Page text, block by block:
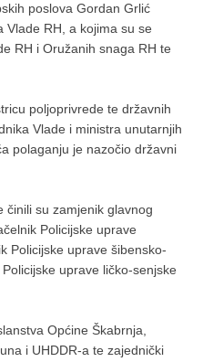
poslova Gordan Grlić
Vlade RH, a kojima su se
RH i Oružanih snaga RH te
poljoprivrede te državnih
Vlade i ministra unutarnjih
polaganju je nazočio državni
činili su zamjenik glavnog
Policijske uprave
Policijske uprave šibensko-
uprave ličko-senjske
Općine Škabrnja,
i UHDDR-a te zajednički